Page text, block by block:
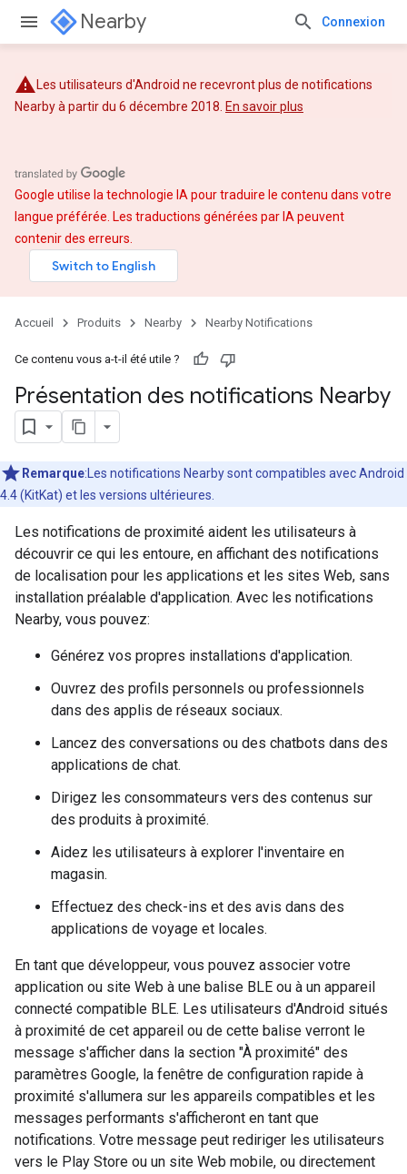
Nearby Connexion
Les utilisateurs d'Android ne recevront plus de notifications
Nearby à partir du 6 décembre 2018. En savoir plus
Google utilise la technologie IA pour traduire le contenu dans votre
langue préférée. Les traductions générées par IA peuvent
contenir des erreurs.
Accueil Produits Nearby Nearby Notifications
Ce contenu vous a-t-il été utile ?
Présentation des notifications Nearby
Remarque:Les notifications Nearby sont compatibles avec Android
4.4 (KitKat) et les versions ultérieures.
Les notifications de proximité aident les utilisateurs à
découvrir ce qui les entoure, en affichant des notifications
de localisation pour les applications et les sites Web, sans
installation préalable d'application. Avec les notifications
Nearby, vous pouvez:
Générez vos propres installations d'application.
Ouvrez des profils personnels ou professionnels
dans des applis de réseaux sociaux.
Lancez des conversations ou des chatbots dans des
applications de chat.
Dirigez les consommateurs vers des contenus sur
des produits à proximité.
Aidez les utilisateurs à explorer l'inventaire en
magasin.
Effectuez des check-ins et des avis dans des
applications de voyage et locales.
En tant que développeur, vous pouvez associer votre
application ou site Web à une balise BLE ou à un appareil
connecté compatible BLE. Les utilisateurs d'Android situés
à proximité de cet appareil ou de cette balise verront le
message s'afficher dans la section "À proximité" des
paramètres Google, la fenêtre de configuration rapide à
proximité s'allumera sur les appareils compatibles et les
messages performants s'afficheront en tant que
notifications. Votre message peut rediriger les utilisateurs
vers le Play Store ou un site Web mobile, ou directement